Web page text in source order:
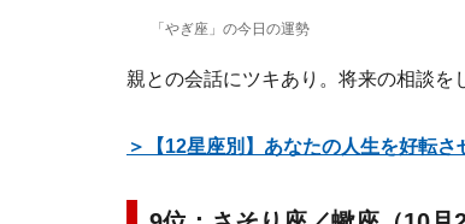
「やぎ座」の今日の運勢
親との会話にツキあり。将来の相談を
＞【12星座別】あなたの人生を好転